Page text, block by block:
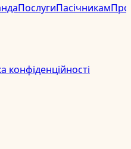
ПослугиПасічникамПро
конфіденційності